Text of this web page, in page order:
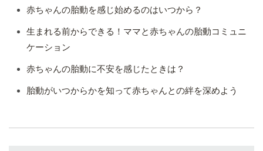
赤ちゃんの胎動を感じ始めるのはいつから？
生まれる前からできる！ママと赤ちゃんの胎動コミュニ
ケーション
赤ちゃんの胎動に不安を感じたときは？
胎動がいつからかを知って赤ちゃんとの絆を深めよう